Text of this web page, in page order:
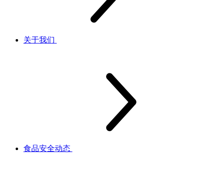
关于我们
食品安全动态